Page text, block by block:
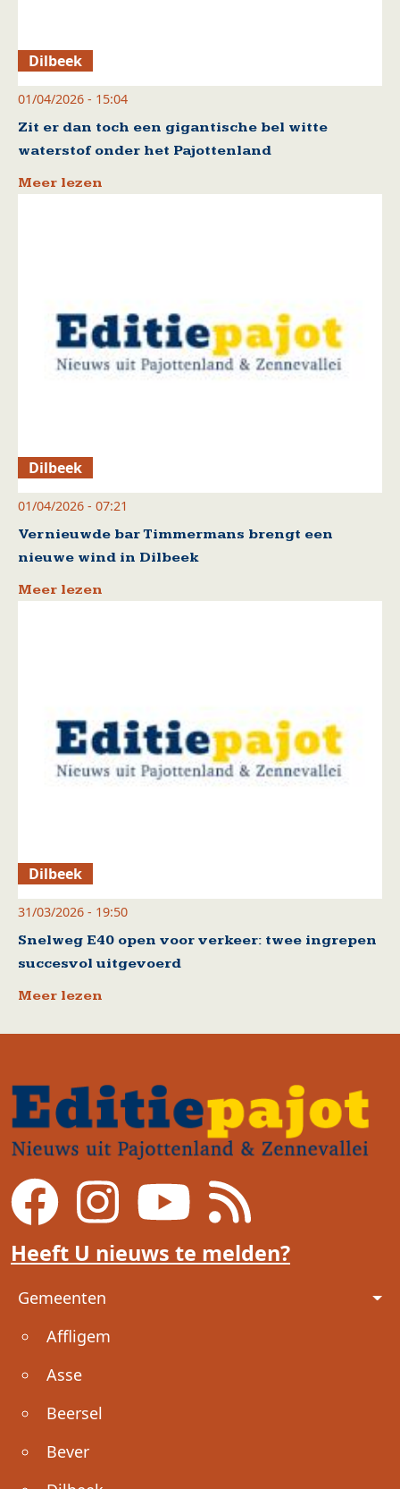
Dilbeek
01/04/2026 - 15:04
Zit er dan toch een gigantische bel witte
waterstof onder het Pajottenland
Meer lezen
Dilbeek
01/04/2026 - 07:21
Vernieuwde bar Timmermans brengt een
nieuwe wind in Dilbeek
Meer lezen
Dilbeek
31/03/2026 - 19:50
Snelweg E40 open voor verkeer: twee ingrepen
succesvol uitgevoerd
Meer lezen
Heeft U nieuws te melden?
Voet
Gemeenten
Affligem
Asse
Beersel
Bever